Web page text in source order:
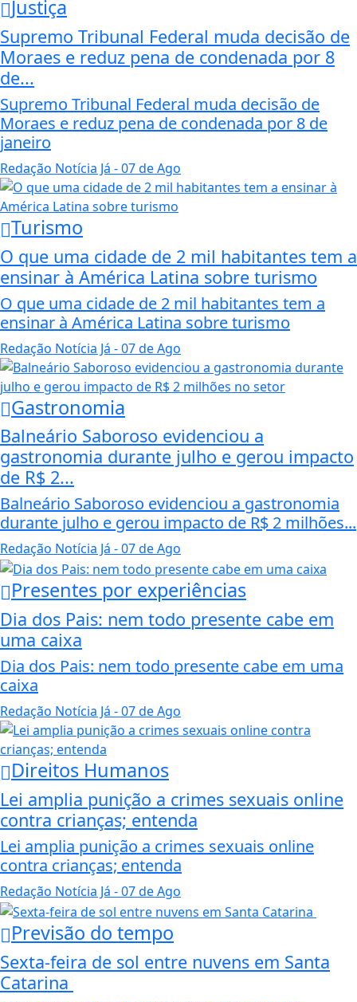
Justiça
Supremo Tribunal Federal muda decisão de
Moraes e reduz pena de condenada por 8
de...
Supremo Tribunal Federal muda decisão de
Moraes e reduz pena de condenada por 8 de
janeiro
Redação Notícia Já - 07 de Ago
Turismo
O que uma cidade de 2 mil habitantes tem a
ensinar à América Latina sobre turismo
O que uma cidade de 2 mil habitantes tem a
ensinar à América Latina sobre turismo
Redação Notícia Já - 07 de Ago
Gastronomia
Balneário Saboroso evidenciou a
gastronomia durante julho e gerou impacto
de R$ 2...
Balneário Saboroso evidenciou a gastronomia
durante julho e gerou impacto de R$ 2 milhões...
Redação Notícia Já - 07 de Ago
Presentes por experiências
Dia dos Pais: nem todo presente cabe em
uma caixa
Dia dos Pais: nem todo presente cabe em uma
caixa
Redação Notícia Já - 07 de Ago
Direitos Humanos
Lei amplia punição a crimes sexuais online
contra crianças; entenda
Lei amplia punição a crimes sexuais online
contra crianças; entenda
Redação Notícia Já - 07 de Ago
Previsão do tempo
Sexta-feira de sol entre nuvens em Santa
Catarina